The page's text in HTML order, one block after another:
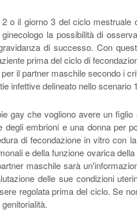
o il giorno 3 del ciclo
la possibilità di
di successo. Con
prima del ciclo di
il partner maschile secondo i
infettive delineato nello scenario
gay che vogliono avere un
embrioni e una donna
di fecondazione in vitro con
e della funzione ovarica
maschile sarà
delle sue condizioni
regolata prima del ciclo. Se